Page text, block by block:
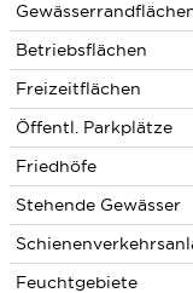
Betriebsflächen
Freizeitflächen
Öffentl. Parkplätze
Friedhöfe
Stehende Gewässer
Feuchtgebiete